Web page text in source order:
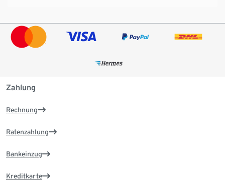
Zahlung
Rechnung
Ratenzahlung
Bankeinzug
Kreditkarte